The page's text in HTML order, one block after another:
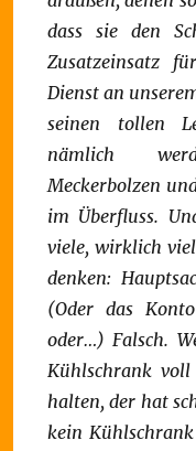
dass sie den
Zusatzeinsatz
Dienst an
seinen tollen
nämlich
Meckerbolzen
im Überfluss.
viele, wirklich
denken:
(Oder das
oder…) Falsch.
Kühlschrank
halten, der hat
kein